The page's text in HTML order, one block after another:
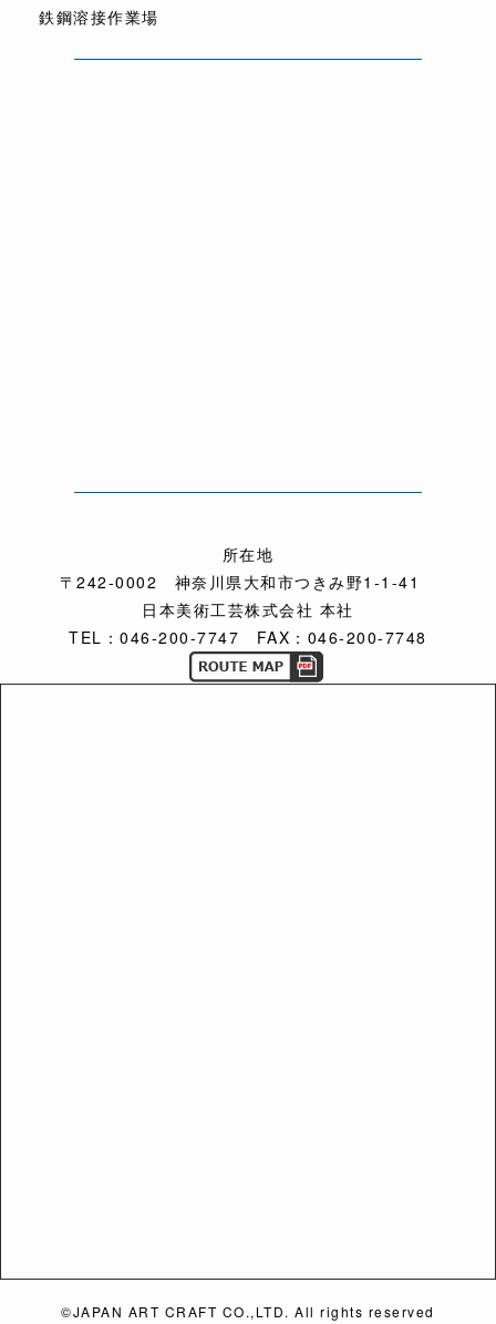
鉄鋼溶接作業場
所在地
〒242-0002 神奈川県大和市つきみ野1-1-41
日本美術工芸株式会社 本社
TEL：046-200-7747 FAX：046-200-7748
©JAPAN ART CRAFT CO.,LTD. All rights reserved